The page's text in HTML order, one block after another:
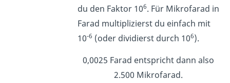
du den Faktor 106. Für Mikrofarad in
Farad multiplizierst du einfach mit
10-6 (oder dividierst durch 106).
0,0025 Farad entspricht dann also
2.500 Mikrofarad.